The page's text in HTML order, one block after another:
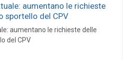
aumentano le richieste
sportello del CPV
aumentano le richieste delle
del CPV